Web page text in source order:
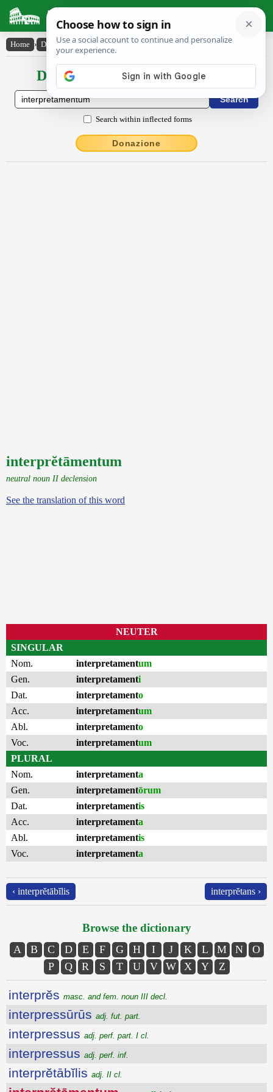
Latin Dictionary
Home › Declensions / Conjugations › interprĕtāmentum
Declensions / Conjugations latin
Search within inflected forms
Donazione
interprĕtāmentum
neutral noun II declension
See the translation of this word
NEUTER
SINGULAR
Nom.
interpretamentum
Gen.
interpretamenti
Dat.
interpretamento
Acc.
interpretamentum
Abl.
interpretamento
Voc.
interpretamentum
PLURAL
Nom.
interpretamenta
Gen.
interpretamentōrum
Dat.
interpretamentis
Acc.
interpretamenta
Abl.
interpretamentis
Voc.
interpretamenta
‹ interprĕtābĭlis interprĕtans ›
Browse the dictionary
A B C D E F G H I J K L M N
O
P
Q R S T U V W X Y Z
interprĕs masc. and fem. noun III decl.
interpressūrūs adj. fut. part.
interpressus adj. perf. part. I cl.
interpressus adj. perf. inf.
interprĕtābĭlis adj. II cl.